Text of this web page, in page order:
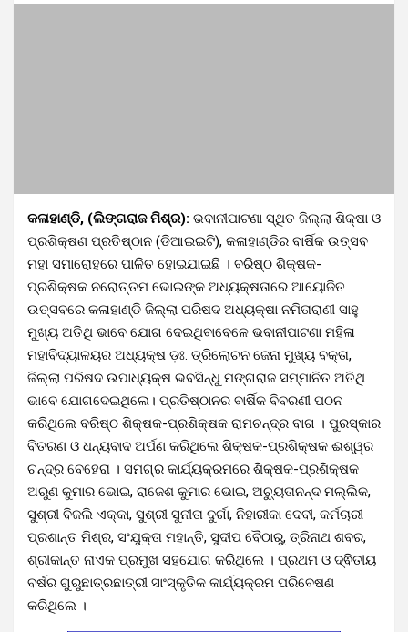
କଳାହାଣ୍ଡି, (ଲିଙ୍ଗରାଜ ମିଶ୍ର): ଭବାନୀପାଟଣା ସ୍ଥିତ ଜିଲ୍ଲା ଶିକ୍ଷା ଓ
ପ୍ରଶିକ୍ଷଣ ପ୍ରତିଷ୍ଠାନ (ଡିଆଇଇଟି), କଳାହାଣ୍ଡିର ବାର୍ଷିକ ଉତ୍ସବ
ମହା ସମାରୋହରେ ପାଳିତ ହୋଇଯାଇଛି । ବରିଷ୍ଠ ଶିକ୍ଷକ-
ପ୍ରଶିକ୍ଷକ ନରୋତ୍ତମ ଭୋଇଙ୍କ ଅଧ୍ୟକ୍ଷତାରେ ଆୟୋଜିତ
ଉତ୍ସବରେ କଳାହାଣ୍ଡି ଜିଲ୍ଲା ପରିଷଦ ଅଧ୍ୟକ୍ଷା ନମିତାରାଣୀ ସାହୁ
ମୁଖ୍ୟ ଅତିଥି ଭାବେ ଯୋଗ ଦେଇଥିବାବେଳେ ଭବାନୀପାଟଣା ମହିଳା
ମହାବିଦ୍ୟାଳୟର ଅଧ୍ୟକ୍ଷ ଡ଼ଃ. ତ୍ରିଲୋଚନ ଜେନା ମୁଖ୍ୟ ବକ୍ତା,
ଜିଲ୍ଲା ପରିଷଦ ଉପାଧ୍ୟକ୍ଷ ଭବସିନ୍ଧୁ ମଙ୍ଗରାଜ ସମ୍ମାନିତ ଅତିଥି
ଭାବେ ଯୋଗଦେଇଥିଲେ। ପ୍ରତିଷ୍ଠାନର ବାର୍ଷିକ ବିବରଣୀ ପଠନ
କରିଥିଲେ ବରିଷ୍ଠ ଶିକ୍ଷକ-ପ୍ରଶିକ୍ଷକ ରାମଚନ୍ଦ୍ର ବାଗ । ପୁରସ୍କାର
ବିତରଣ ଓ ଧନ୍ୟବାଦ ଅର୍ପଣ କରିଥିଲେ ଶିକ୍ଷକ-ପ୍ରଶିକ୍ଷକ ଈଶ୍ୱର
ଚନ୍ଦ୍ର ବେହେରା । ସମଗ୍ର କାର୍ଯ୍ୟକ୍ରମରେ ଶିକ୍ଷକ-ପ୍ରଶିକ୍ଷକ
ଅରୁଣ କୁମାର ଭୋଇ, ରାଜେଶ କୁମାର ଭୋଇ, ଅଚ୍ୟୁତାନନ୍ଦ ମଲ୍ଲିକ,
ସୁଶ୍ରୀ ବିଜଲି ଏକ୍କା, ସୁଶ୍ରୀ ସୁନୀତା ଦୁର୍ଗା, ନିହାରୀକା ଦେବୀ, କର୍ମଚାରୀ
ପ୍ରଶାନ୍ତ ମିଶ୍ର, ସଂଯୁକ୍ତା ମହାନ୍ତି, ସୁଦୀପ ବୈଠାରୁ, ତ୍ରିନାଥ ଶବର,
ଶ୍ରୀକାନ୍ତ ନାଏକ ପ୍ରମୁଖ ସହଯୋଗ କରିଥିଲେ । ପ୍ରଥମ ଓ ଦ୍ଵିତୀୟ
ବର୍ଷର ଗୁରୁଛାତ୍ରଛାତ୍ରୀ ସାଂସ୍କୃତିକ କାର୍ଯ୍ୟକ୍ରମ ପରିବେଷଣ
କରିଥିଲେ ।